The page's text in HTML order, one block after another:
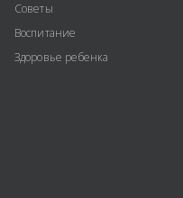
Советы
Воспитание
Здоровье ребенка